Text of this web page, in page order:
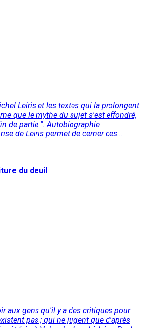
Leiris et les textes qui la prolongent
que le mythe du sujet s'est effondré,
de partie ". Autobiographie
de Leiris permet de cerner ces...
du deuil
aux gens qu'il y a des critiques pour
pas ; qui ne jugent que d'après